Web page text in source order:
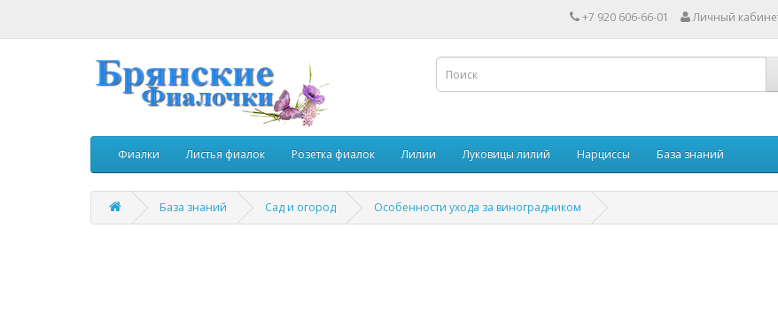
+7 920 606-66-01 Личный
Фиалки Листья фиалок Розетка фиалок Лилии Луковицы лилий Нарциссы База знаний
База знаний Сад и огород Особенности ухода за виноградником